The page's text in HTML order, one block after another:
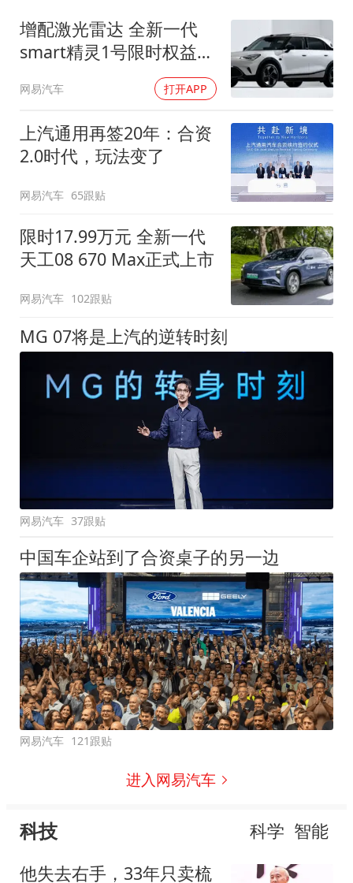
增配激光雷达 全新一代
smart精灵1号限时权益价
网易汽车 打开APP
上汽通用再签20年：合资
2.0时代，玩法变了
网易汽车 65跟贴
限时17.99万元 全新一代
天工08 670 Max正式上市
网易汽车 102跟贴
MG 07将是上汽的逆转时刻
网易汽车 37跟贴
中国车企站到了合资桌子的另一边
网易汽车 121跟贴
进入网易汽车
科技 科学 智能
他失去右手，33年只卖梳